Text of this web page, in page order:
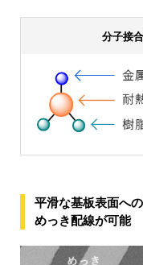
分子接
平滑な基板表面へ
めっき配線が可能